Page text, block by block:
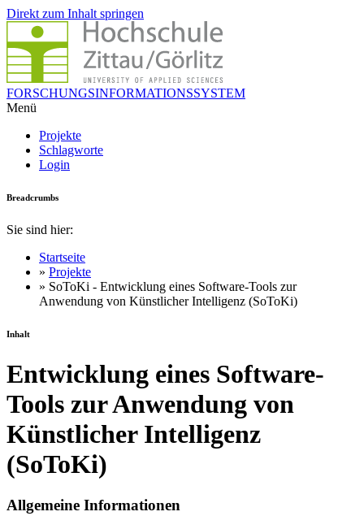
Direkt zum Inhalt springen
FORSCHUNGSINFORMATIONSSYSTEM
Menü
Projekte
Schlagworte
Login
Breadcrumbs
Sie sind hier:
Startseite
» Projekte
» SoToKi - Entwicklung eines Software-Tools zur
Anwendung von Künstlicher Intelligenz (SoToKi)
Inhalt
Entwicklung eines Software-
Tools zur Anwendung von
Künstlicher Intelligenz
(SoToKi)
Allgemeine Informationen